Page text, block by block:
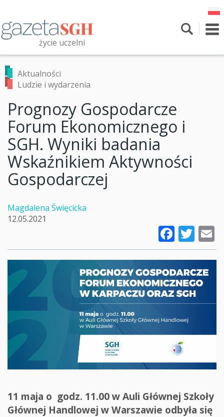
treści
życie uczelni
Przeszukaj witrynę
Aktualności
Ludzie i wydarzenia
Prognozy Gospodarcze
Forum Ekonomicznego i
SGH. Wyniki badania
Wskaźnikiem Aktywności
Gospodarczej
Magdalena Święcicka
12.05.2021
11 maja o godz. 11.00 w Auli Głównej Szkoły
Głównej Handlowej w Warszawie odbyła się